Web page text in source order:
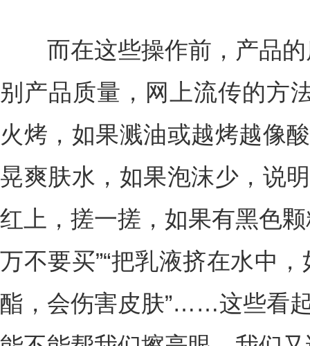
而在这些操作前，产品的
别产品质量，网上流传的方
火烤，如果溅油或越烤越像
晃爽肤水，如果泡沫少，说
红上，搓一搓，如果有黑色
万不要买”“把乳液挤在水中
酯，会伤害皮肤”……这些看